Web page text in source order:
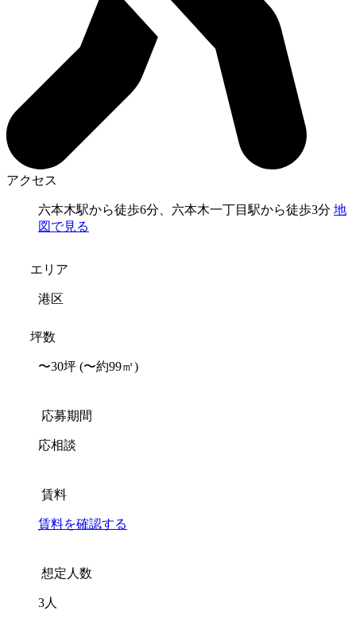
アクセス
六本木駅から徒歩6分、六本木一丁目駅から徒歩3分 地
図で見る
エリア
港区
坪数
〜30坪 (〜約99㎡)
応募期間
応相談
賃料
賃料を確認する
想定人数
3人